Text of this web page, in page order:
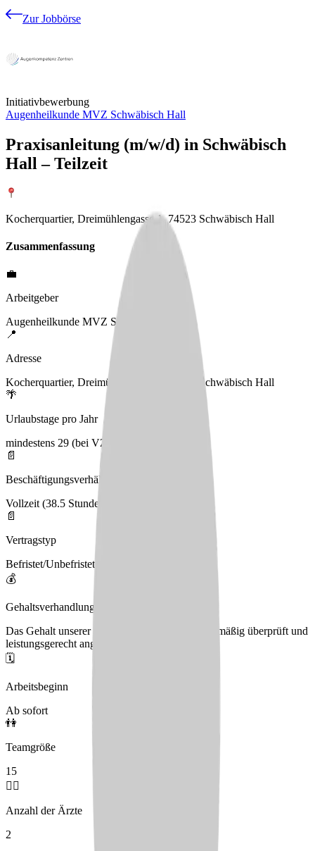
Zur Jobbörse
Initiativbewerbung
Augenheilkunde MVZ Schwäbisch Hall
Praxisanleitung (m/w/d) in Schwäbisch
Hall – Teilzeit
Kocherquartier, Dreimühlengasse 1, 74523 Schwäbisch Hall
Zusammenfassung
💼
Arbeitgeber
Augenheilkunde MVZ Schwäbisch Hall
📍
Adresse
Kocherquartier, Dreimühlengasse 1, 74523 Schwäbisch Hall
🌴
Urlaubstage pro Jahr
mindestens 29 (bei VZ)
📄
Beschäftigungsverhältnis
Vollzeit (38.5 Stunden), Teilzeit
📄
Vertragstyp
Befristet/Unbefristet
💰
Gehaltsverhandlungen
Das Gehalt unserer Mitarbeiter:innen wird regelmäßig überprüft und
leistungsgerecht angepasst
🗓️
Arbeitsbeginn
Ab sofort
👫
Teamgröße
15
🧑‍⚕️
Anzahl der Ärzte
2